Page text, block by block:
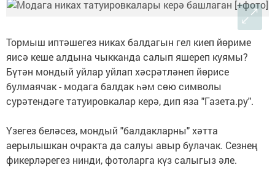
Тормыш иптәшегез никах балдагын гел киеп йөриме
яисә кеше алдына чыкканда салып яшереп куямы?
Бүтән мондый уйлар уйлап хәсрәтләнеп йөрисе
булмаячак - модага балдак һәм сөю символы
сурәтендәге татуировкалар керә, дип яза "Газета.ру".
Үзегез беләсез, мондый "балдакларны" хәтта
аерылышкан очракта да салуы авыр булачак. Сезнең
фикерләрегез нинди, фотоларга күз салыгыз әле.